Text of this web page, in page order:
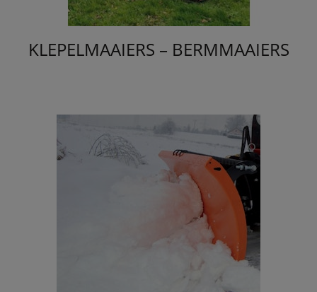
KLEPELMAAIERS – BERMMAAIERS